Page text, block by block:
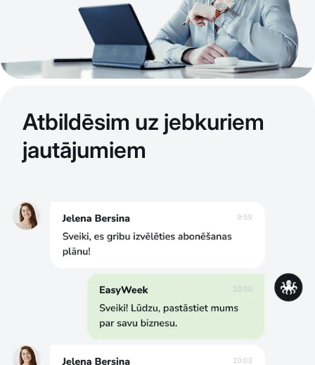
Atbildēsim uz jebkuriem
jautājumiem